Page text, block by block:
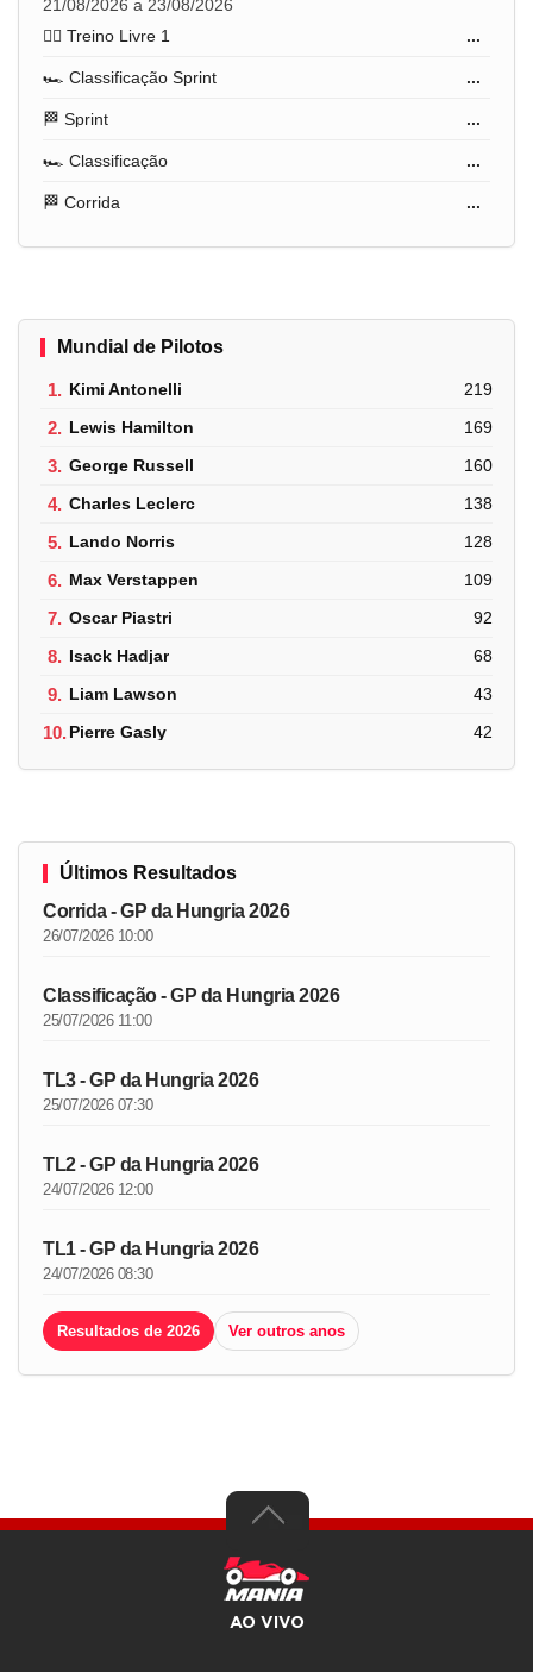
21/08/2026 a 23/08/2026
🏋️‍♂️ Treino Livre 1
...
🏎️ Classificação Sprint ...
🏁 Sprint ...
🏎️ Classificação ...
🏁 Corrida ...
Mundial de Pilotos
1. Kimi Antonelli 219
2. Lewis Hamilton 169
3. George Russell 160
4. Charles Leclerc 138
5. Lando Norris 128
6. Max Verstappen 109
7. Oscar Piastri 92
8. Isack Hadjar 68
9. Liam Lawson 43
10.Pierre Gasly 42
Últimos Resultados
Corrida - GP da Hungria 2026
26/07/2026 10:00
Classificação - GP da Hungria 2026
25/07/2026 11:00
TL3 - GP da Hungria 2026
25/07/2026 07:30
TL2 - GP da Hungria 2026
24/07/2026 12:00
TL1 - GP da Hungria 2026
24/07/2026 08:30
Resultados de 2026 Ver outros anos
AO VIVO